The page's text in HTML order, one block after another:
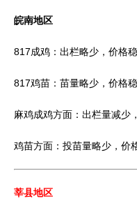
皖南地区
817成鸡：出栏略少，价格
817鸡苗：苗量略少，价格
麻鸡成鸡方面：出栏量减少
鸡苗方面：投苗量略少，价
莘县地区